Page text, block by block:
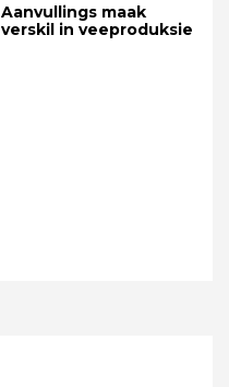
Aanvullings maak
verskil in veeproduksie